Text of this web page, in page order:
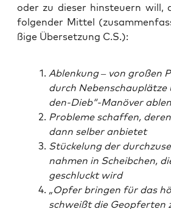
oder zu die­ser hin­steu­ern will,
fol­gen­der Mit­tel
ßi­ge Über­set­zung C.S.):
Ablen­kung – von gro­ßen
durch Neben­schau­plät­ze
den-Dieb“-Manöver
Pro­ble­me schaf­fen,
dann sel­ber anbietet
Stü­cke­lung der
nah­men in Scheib­chen,
geschluckt wird
„Opfer brin­gen für das
schweißt die Geop­fer­ten